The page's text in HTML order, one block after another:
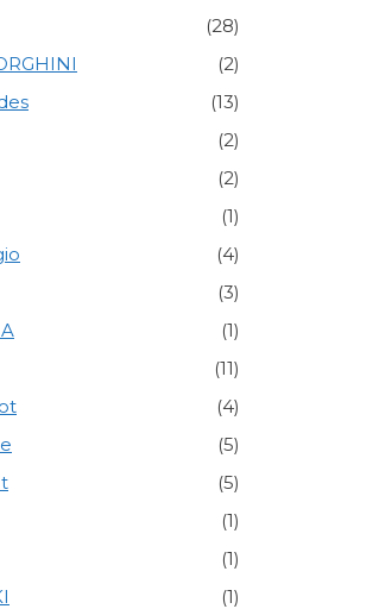
(28)
(2)
(13)
(2)
(2)
(1)
(4)
(3)
(1)
(11)
(4)
(5)
(5)
(1)
(1)
(1)